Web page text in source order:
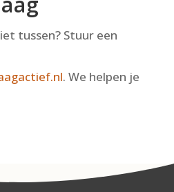
tussen? Stuur een
. We helpen je